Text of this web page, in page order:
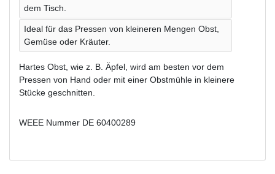
dem Tisch.
Ideal für das Pressen von kleineren Mengen Obst,
Gemüse oder Kräuter.
Hartes Obst, wie z. B. Äpfel, wird am besten vor dem
Pressen von Hand oder mit einer Obstmühle in kleinere
Stücke geschnitten.
WEEE Nummer DE 60400289